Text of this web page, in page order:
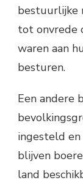
bestuurlijke
tot onvrede
waren aan
besturen.
Een andere
ingesteld
blijven
land